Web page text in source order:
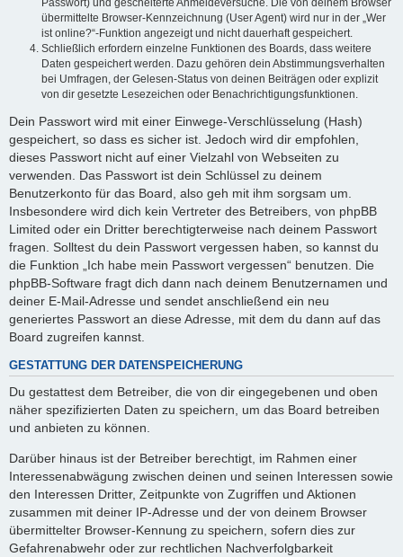
Passwort) und gescheiterte Anmeldeversuche. Die von deinem Browser
übermittelte Browser-Kennzeichnung (User Agent) wird nur in der „Wer
ist online?“-Funktion angezeigt und nicht dauerhaft gespeichert.
Schließlich erfordern einzelne Funktionen des Boards, dass weitere
Daten gespeichert werden. Dazu gehören dein Abstimmungsverhalten
bei Umfragen, der Gelesen-Status von deinen Beiträgen oder explizit
von dir gesetzte Lesezeichen oder Benachrichtigungsfunktionen.
Dein Passwort wird mit einer Einwege-Verschlüsselung (Hash)
gespeichert, so dass es sicher ist. Jedoch wird dir empfohlen,
dieses Passwort nicht auf einer Vielzahl von Webseiten zu
verwenden. Das Passwort ist dein Schlüssel zu deinem
Benutzerkonto für das Board, also geh mit ihm sorgsam um.
Insbesondere wird dich kein Vertreter des Betreibers, von phpBB
Limited oder ein Dritter berechtigterweise nach deinem Passwort
fragen. Solltest du dein Passwort vergessen haben, so kannst du
die Funktion „Ich habe mein Passwort vergessen“ benutzen. Die
phpBB-Software fragt dich dann nach deinem Benutzernamen und
deiner E-Mail-Adresse und sendet anschließend ein neu
generiertes Passwort an diese Adresse, mit dem du dann auf das
Board zugreifen kannst.
GESTATTUNG DER DATENSPEICHERUNG
Du gestattest dem Betreiber, die von dir eingegebenen und oben
näher spezifizierten Daten zu speichern, um das Board betreiben
und anbieten zu können.
Darüber hinaus ist der Betreiber berechtigt, im Rahmen einer
Interessenabwägung zwischen deinen und seinen Interessen sowie
den Interessen Dritter, Zeitpunkte von Zugriffen und Aktionen
zusammen mit deiner IP-Adresse und der von deinem Browser
übermittelter Browser-Kennung zu speichern, sofern dies zur
Gefahrenabwehr oder zur rechtlichen Nachverfolgbarkeit